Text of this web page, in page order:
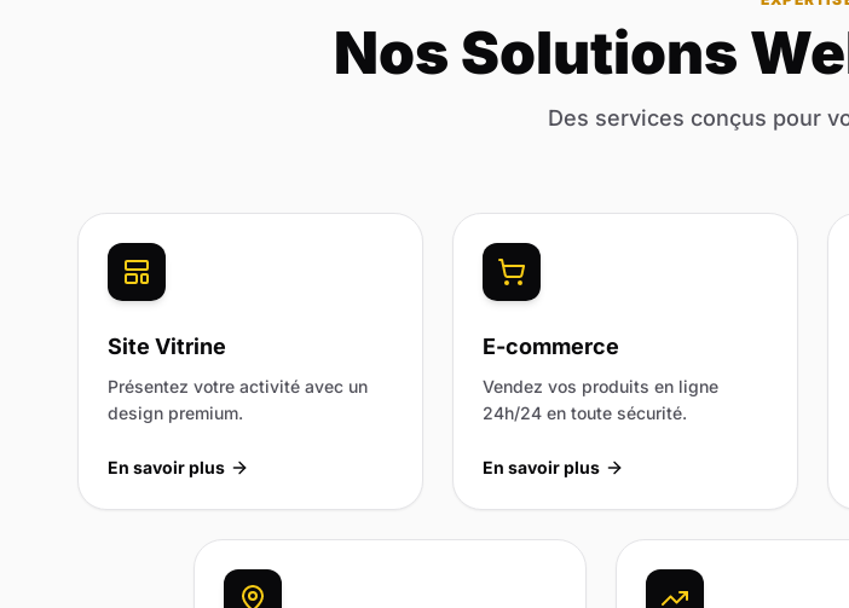
Nos Solutions
Des services conçus pour
Site Vitrine
Présentez votre activité avec un
design premium.
En savoir plus
E-commerce
Vendez vos produits en ligne
24h/24 en toute sécurité.
En savoir plus